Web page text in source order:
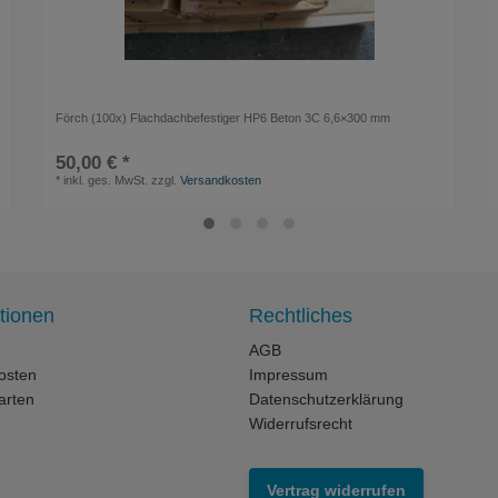
Förch (100x) Flachdachbefestiger HP6 Beton 3C 6,6×300 mm
50,00 € *
* inkl. ges. MwSt. zzgl.Versandkosten
Rechtliches
AGB
Impressum
Datenschutzerklärung
Widerrufsrecht
Vertrag widerrufen